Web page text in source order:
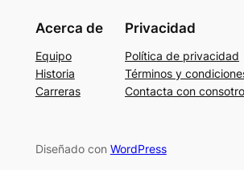
Acerca de
Equipo
Historia
Carreras
Privacidad
Política de privacidad
Términos y
Contacta con
Diseñado con WordPress